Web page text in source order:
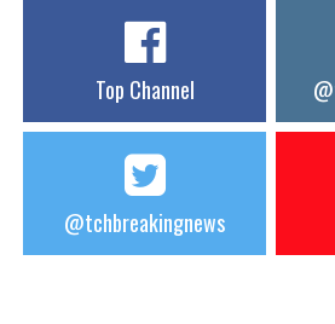
Top Channel
@tchbreakingnews